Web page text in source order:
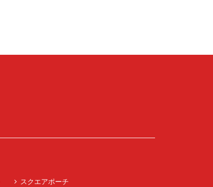
スクエアポーチ